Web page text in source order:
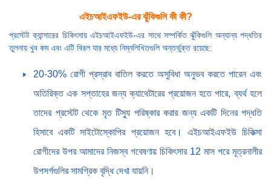
এইচআইএফইউ-এর ঝুঁকিগুলি কী কী?
প্রস্টেট ক্যান্সারের চিকিৎসায় এইচআইএফইউ-এর সাথে সম্পর্কিত ঝুঁকিগুলি অন্যান্য পদ্ধতির
তুলনায় খুব কম এবং এটি বিরল যার মধ্যে নিম্নলিখিতগুলি অন্তর্ভুক্ত রয়েছে:
20-30% রোগী প্রস্রাব বাতিল করতে অসুবিধা অনুভব করতে পারেন এবং
অতিরিক্ত এক সপ্তাহের জন্য ক্যাথেটারের প্রয়োজন হতে পারে, ব্যর্থ হলে
তাদের প্রস্টেট থেকে মৃত টিস্যু পরিষ্কার করার জন্য একটি দিনের পদ্ধতি
হিসাবে একটি সাইটোস্কোপির প্রয়োজন হবে। এইচআইএফইউ চিকিত্সা
রোগীদের উপর আমাদের নিজস্ব গবেষণায় চিকিৎসার 12 মাস পরে মূত্রনালীর
উপসর্গগুলির সামগ্রিক বৃদ্ধি দেখা যায়নি।